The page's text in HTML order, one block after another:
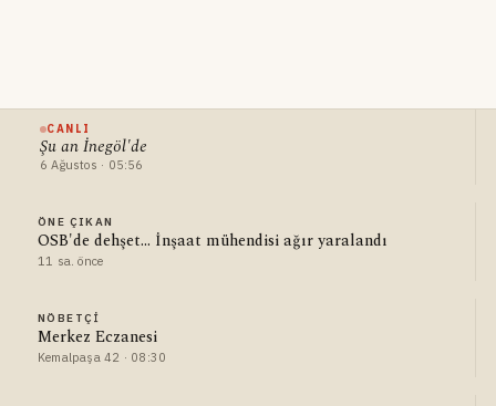
CANLI
Şu an İnegöl'de
6 Ağustos · 05:56
ÖNE ÇIKAN
OSB'de dehşet... İnşaat mühendisi ağır yaralandı
11 sa. önce
NÖBETÇI
Merkez Eczanesi
Kemalpaşa 42 · 08:30